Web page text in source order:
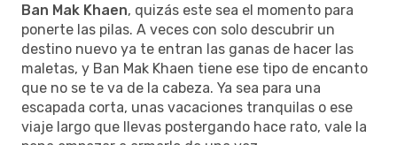
Ban Mak Khaen, quizás este sea el momento para
ponerte las pilas. A veces con solo descubrir un
destino nuevo ya te entran las ganas de hacer las
maletas, y Ban Mak Khaen tiene ese tipo de encanto
que no se te va de la cabeza. Ya sea para una
escapada corta, unas vacaciones tranquilas o ese
viaje largo que llevas postergando hace rato, vale la